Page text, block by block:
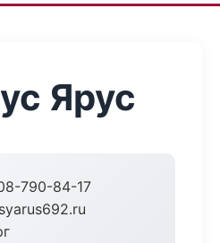
Ярус
790-84-17